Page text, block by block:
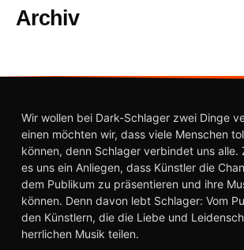
Archiv
Wir wollen bei Dark-Schlager zwei Dinge
einen möchten wir, dass viele Menschen
können, denn Schlager verbindet uns alle.
es uns ein Anliegen, dass Künstler die
dem Publikum zu präsentieren und ihre
können. Denn davon lebt Schlager: Vom
den Künstlern, die die Liebe und
herrlichen Musik teilen.